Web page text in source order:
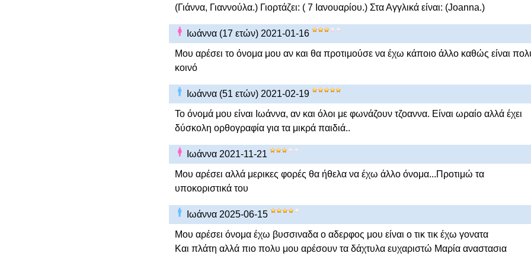
(Γιάννα, Γιαννούλα.) Γιορτάζει: ( 7 Ιανουαρίου.) Στα Αγγλικά είναι: (Joanna.)
Ιωάννα (17 ετών) 2021-01-16
Μου αρέσει το όνομα μου αν και θα προτιμούσε να έχω κάποιο άλλο καθώς είναι
κοινό
Ιωάννα (51 ετών) 2021-02-19
Το όνομά μου είναι Ιωάννα, αν και όλοι με φωνάζουν τζοαννα. Είναι ωραίο αλλά έχει
δύσκολη ορθογραφία για τα μικρά παιδιά..
Ιωάννα 2021-11-21
Μου αρέσει αλλά μερικες φορές θα ήθελα να έχω άλλο όνομα...Προτιμώ τα
υποκοριστικά του
Ιωάννα 2025-06-15
Μου αρέσει όνομα έχω βυσσιναδα ο αδερφος μου είναι ο τικ τικ έχω γονατα
Και πλάτη αλλά πιο πολυ μου αρέσουν τα δάχτυλα ευχαριστώ Μαρία αναστασια